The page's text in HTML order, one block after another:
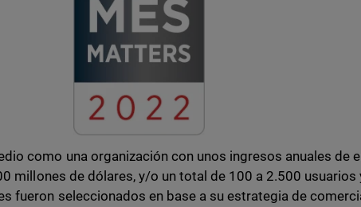
como una organización con unos ingresos anuales de
millones de dólares, y/o un total de 100 a 2.500 usuarios
fueron seleccionados en base a su estrategia de